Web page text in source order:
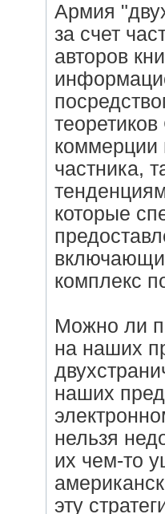
Армия
за счет
авторов
коммерции
частника,
которые
комплекс
Можно ли
на наших
наших
нельзя
их чем-то
эту